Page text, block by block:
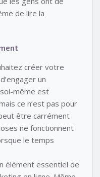
de lire la
créer votre
un
même est
ce n’est pas pour
être carrément
ne fonctionnent
le temps
élément essentiel de